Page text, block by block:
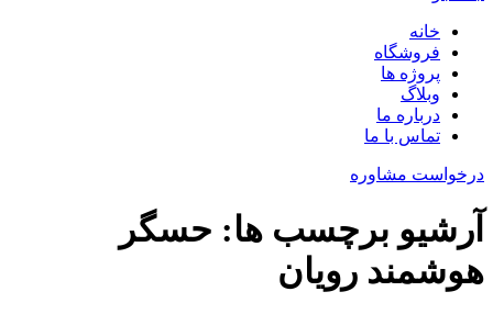
خانه
فروشگاه
پروژه ها
وبلاگ
درباره ما
تماس با ما
درخواست مشاوره
آرشیو برچسب ها: حسگر
هوشمند رویان